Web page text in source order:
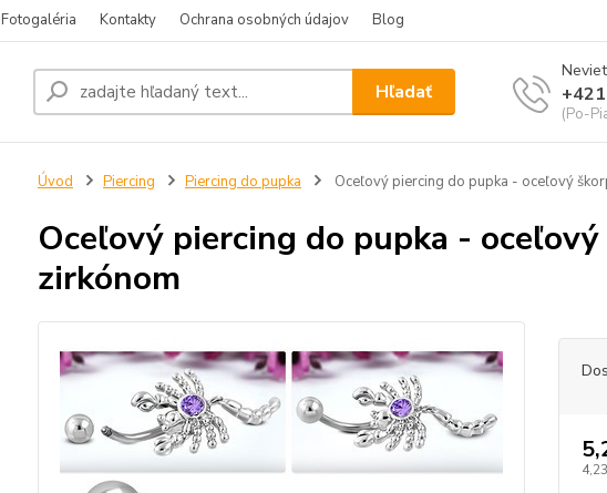
Fotogaléria Kontakty Ochrana osobných údajov Blog
Hľadať
(Po-
Úvod Piercing Piercing do pupka Oceľový piercing do pupka - oceľový
Oceľový piercing do pupka -
zirkónom